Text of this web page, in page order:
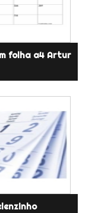
folha a4 Artur